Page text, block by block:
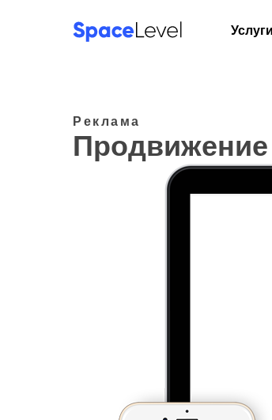
Услуги
Реклама
Продвижение